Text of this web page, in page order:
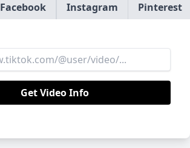
Facebook Instagram Pinterest
Get Video Info